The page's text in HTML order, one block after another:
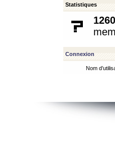
Statistiques
1260
Connexion
Nom